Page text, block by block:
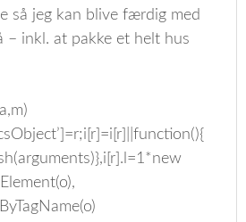
så jeg kan blive færdig med
– inkl. at pakke et helt hus